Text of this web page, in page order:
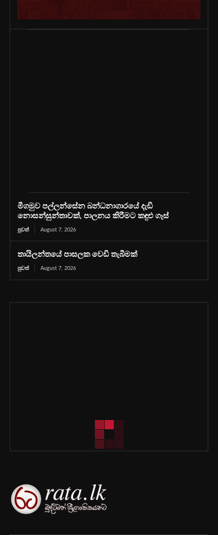
මීගමුව පල්ලන්සේන බන්ධනාගාරයේ දැඩි
නොසන්සුන්තාවක්, පාලනය කිරීමට කඳුළු ගෑස්
පුවත් August 7, 2026
තායිලන්තයේ පාසලක වෙඩි තැබීමක්
පුවත් August 7, 2026